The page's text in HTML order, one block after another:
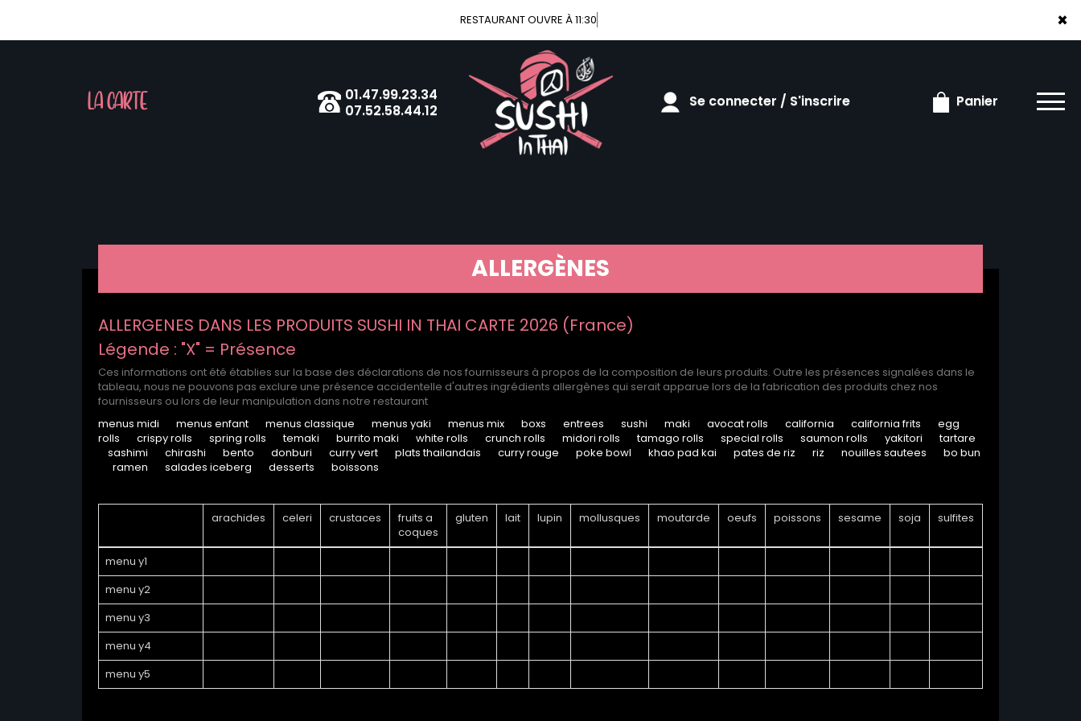
×
RESTAURANT OUVRE À 11:30
LA CARTE
01.47.99.23.34
07.52.58.44.12
Se connecter / S'inscrire Panier
×
ALLERGÈNES
ALLERGENES DANS LES PRODUITS SUSHI IN THAI CARTE 2026 (France)
Légende : "X" = Présence
Ces informations ont été établies sur la base des déclarations de nos fournisseurs à propos de la composition de leurs produits. Outre les présences signalées dans le
tableau, nous ne pouvons pas exclure une présence accidentelle d'autres ingrédients allergènes qui serait apparue lors de la fabrication des produits chez nos
fournisseurs ou lors de leur manipulation dans notre restaurant
menus midi
menus enfant menus classique menus yaki menus mix boxs entrees sushi maki avocat rolls california california frits
egg
rolls
crispy rolls spring rolls temaki burrito maki white rolls crunch rolls midori rolls tamago rolls special rolls saumon rolls yakitori
tartare
sashimi
chirashi bento donburi curry vert plats thailandais curry rouge poke bowl khao pad kai pates de riz riz nouilles sautees
bo bun
ramen
salades iceberg desserts boissons
arachides celeri crustaces
fruits a
coques
gluten lait lupin mollusques moutarde oeufs poissons sesame soja sulfites
menu y1
menu y2
menu y3
menu y4
menu y5